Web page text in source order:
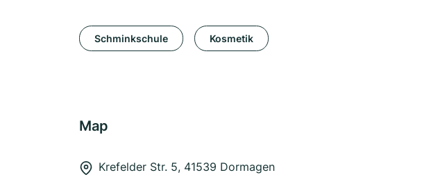
Schminkschule Kosmetik
Map
Krefelder Str. 5, 41539 Dormagen